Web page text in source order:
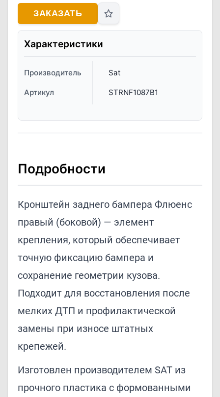
ЗАКАЗАТЬ
Характеристики
Производитель Sat
Артикул STRNF1087B1
Подробности
Кронштейн заднего бампера Флюенс
правый (боковой) — элемент
крепления, который обеспечивает
точную фиксацию бампера и
сохранение геометрии кузова.
Подходит для восстановления после
мелких ДТП и профилактической
замены при износе штатных
крепежей.
Изготовлен производителем SAT из
прочного пластика с формованными